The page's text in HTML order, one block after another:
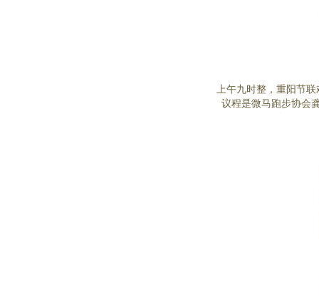
上午九时整，重阳节
议程是微马跑步协会